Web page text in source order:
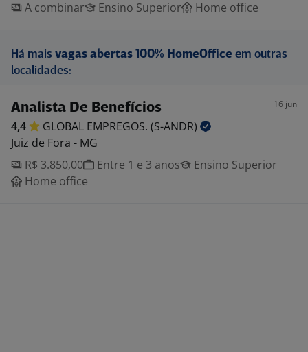
A combinar
Ensino Superior Home office
Há mais vagas abertas 100% HomeOffice em outras
localidades:
Analista De Benefícios 16 jun
4,4 GLOBAL EMPREGOS. (S-ANDR)
Juiz de Fora - MG
R$ 3.850,00
Entre 1 e 3 anos
Ensino Superior
Home office